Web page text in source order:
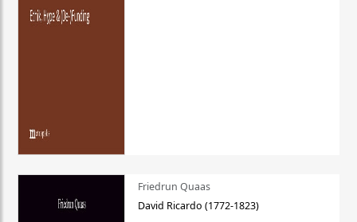
Friedrun Quaas
David Ricardo (1772-1823)